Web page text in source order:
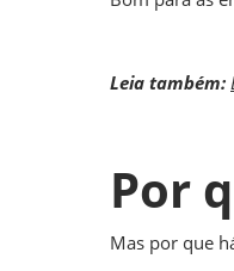
Leia também:
Por
Mas por que